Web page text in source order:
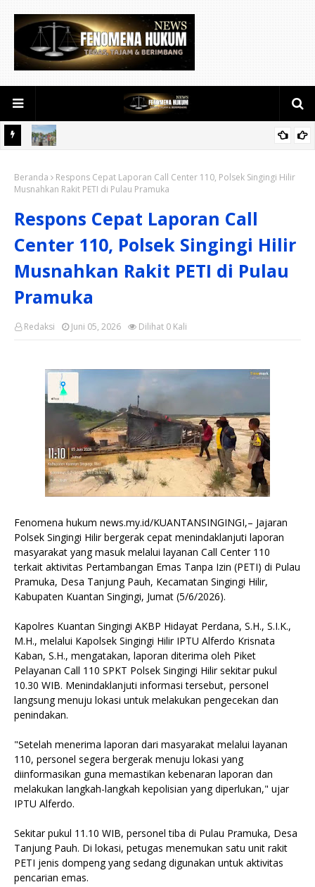
Tinjau Penguatan Yonif TP di Bengkalis dan Kampar
Beranda
Respons Cepat Laporan Call Center 110, Polsek Singingi Hilir
Musnahkan Rakit PETI di Pulau Pramuka
Respons Cepat Laporan Call
Center 110, Polsek Singingi Hilir
Musnahkan Rakit PETI di Pulau
Pramuka
Redaksi Dilihat 0 Kali
Juni 05, 2026
Fenomena hukum news.my.id/KUANTANSINGINGI,– Jajaran
Polsek Singingi Hilir bergerak cepat menindaklanjuti laporan
masyarakat yang masuk melalui layanan Call Center 110
terkait aktivitas Pertambangan Emas Tanpa Izin (PETI) di Pulau
Pramuka, Desa Tanjung Pauh, Kecamatan Singingi Hilir,
Kabupaten Kuantan Singingi, Jumat (5/6/2026).
Kapolres Kuantan Singingi AKBP Hidayat Perdana, S.H., S.I.K.,
M.H., melalui Kapolsek Singingi Hilir IPTU Alferdo Krisnata
Kaban, S.H., mengatakan, laporan diterima oleh Piket
Pelayanan Call 110 SPKT Polsek Singingi Hilir sekitar pukul
10.30 WIB. Menindaklanjuti informasi tersebut, personel
langsung menuju lokasi untuk melakukan pengecekan dan
penindakan.
"Setelah menerima laporan dari masyarakat melalui layanan
110, personel segera bergerak menuju lokasi yang
diinformasikan guna memastikan kebenaran laporan dan
melakukan langkah-langkah kepolisian yang diperlukan," ujar
IPTU Alferdo.
Sekitar pukul 11.10 WIB, personel tiba di Pulau Pramuka, Desa
Tanjung Pauh. Di lokasi, petugas menemukan satu unit rakit
PETI jenis dompeng yang sedang digunakan untuk aktivitas
pencarian emas.